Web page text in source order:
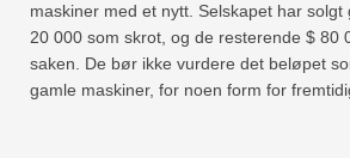
maskiner med et nytt. Selskapet har solgt
20 000 som skrot, og de resterende $ 80
saken. De bør ikke vurdere det beløpet
gamle maskiner, for noen form for